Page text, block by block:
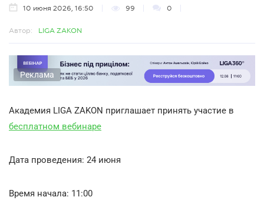
10 июня 2026, 16:50 99 0
Автор: LIGA ZAKON
Реклама
Академия LIGA ZAKON приглашает принять участие в
бесплатном вебинаре
Дата проведения: 24 июня
Время начала: 11:00